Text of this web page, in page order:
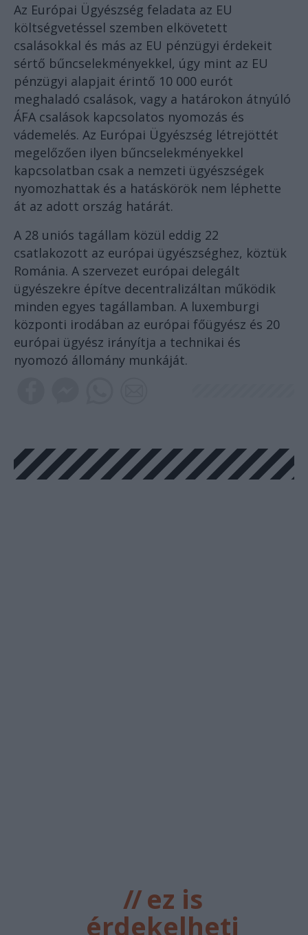
Az Európai Ügyészség feladata az EU
költségvetéssel szemben elkövetett
csalásokkal és más az EU pénzügyi érdekeit
sértő bűncselekményekkel, úgy mint az EU
pénzügyi alapjait érintő 10 000 eurót
meghaladó csalások, vagy a határokon átnyúló
ÁFA csalások kapcsolatos nyomozás és
vádemelés. Az Európai Ügyészség létrejöttét
megelőzően ilyen bűncselekményekkel
kapcsolatban csak a nemzeti ügyészségek
nyomozhattak és a hatáskörök nem léphette
át az adott ország határát.
A 28 uniós tagállam közül eddig 22
csatlakozott az európai ügyészséghez, köztük
Románia. A szervezet európai delegált
ügyészekre építve decentralizáltan működik
minden egyes tagállamban. A luxemburgi
központi irodában az európai főügyész és 20
európai ügyész irányítja a technikai és
nyomozó állomány munkáját.
//ez is
érdekelheti